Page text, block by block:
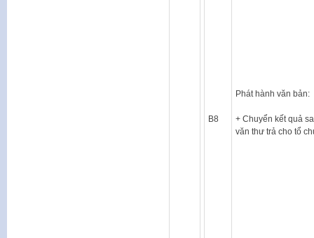
B8
Phát hành văn bản:
+ Chuyển kết quả
văn thư trả cho tổ